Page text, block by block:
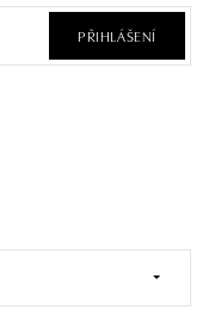
PŘIHLÁŠENÍ